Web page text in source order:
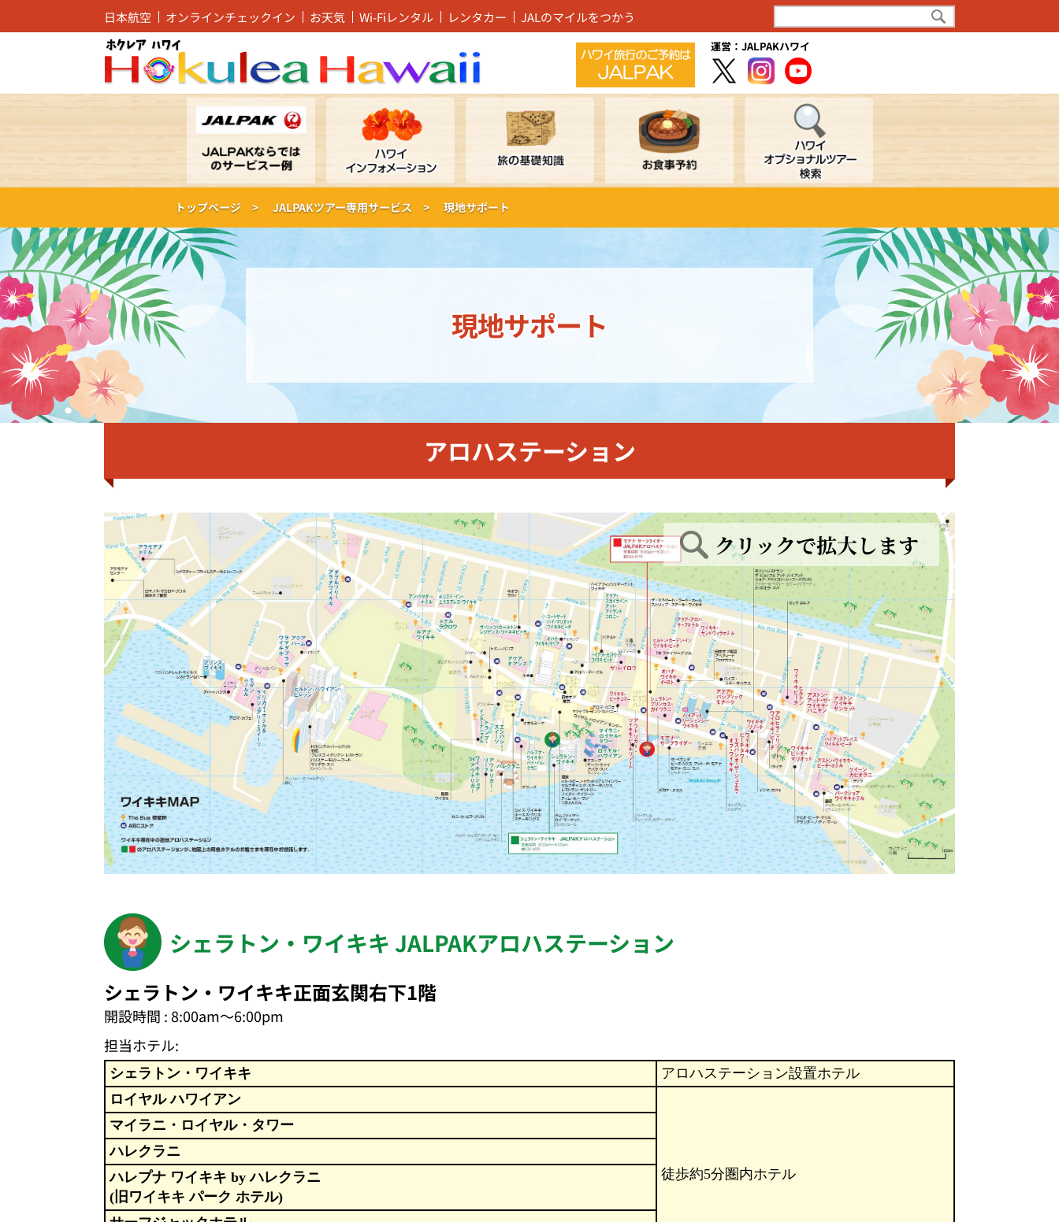
日本航空 オンラインチェックイン お天気 Wi-Fiレンタル レンタカー JALのマイルをつかう
運営：JALPAKハワイ
トップページ > JALPAKツアー専用サービス > 現地サポート
現地サポート
アロハステーション
クリックで拡大します
シェラトン・ワイキキ JALPAKアロハステーション
シェラトン・ワイキキ正面玄関右下1階
開設時間 : 8:00am～6:00pm
担当ホテル:
シェラトン・ワイキキ
アロハステーション設置ホテル
ロイヤル ハワイアン
徒歩約5分圏内ホテル
マイラニ・ロイヤル・タワー
ハレクラニ
ハレプナ ワイキキ by ハレクラニ
(旧ワイキキ パーク ホテル)